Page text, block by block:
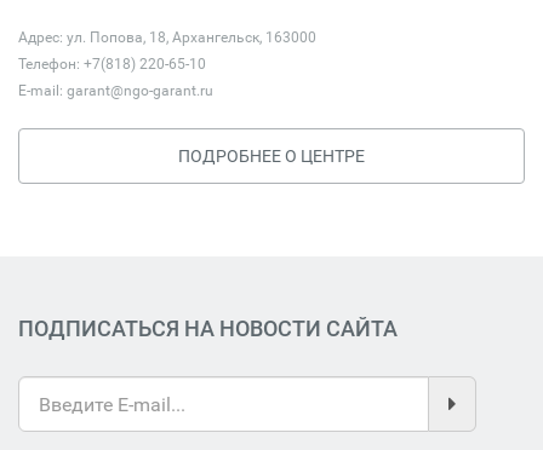
Адрес: ул. Попова, 18, Архангельск, 163000
Телефон: +7(818) 220-65-10
E-mail: garant@ngo-garant.ru
ПОДРОБНЕЕ О ЦЕНТРЕ
ПОДПИСАТЬСЯ НА НОВОСТИ САЙТА